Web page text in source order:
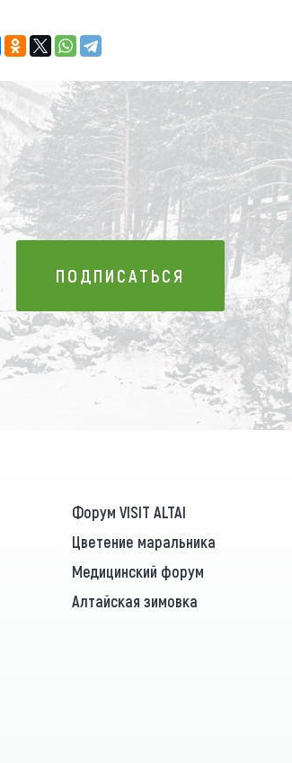
ПОДПИСАТЬСЯ
ПОДПИСАТЬСЯ
Форум VISIT ALTAI
Цветение маральника
Медицинский форум
Алтайская зимовка